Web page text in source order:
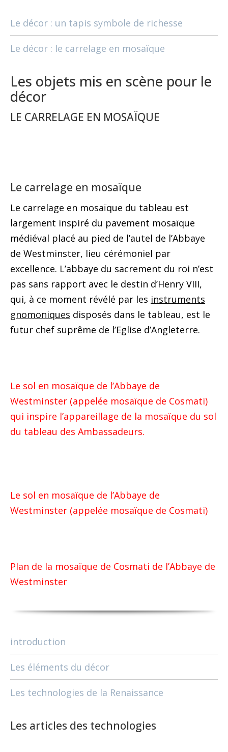
Le décor : un tapis symbole de richesse
Le décor : le carrelage en mosaïque
Les objets mis en scène pour le
décor
LE CARRELAGE EN MOSAÏQUE
Le carrelage en mosaïque
Le carrelage en mosaïque du tableau est
largement inspiré du pavement mosaïque
médiéval placé au pied de l’autel de l’Abbaye
de Westminster, lieu cérémoniel par
excellence. L’abbaye du sacrement du roi n’est
pas sans rapport avec le destin d’Henry VIII,
qui, à ce moment révélé par les instruments
gnomoniques disposés dans le tableau, est le
futur chef suprême de l’Eglise d’Angleterre.
Le sol en mosaïque de l’Abbaye de
Westminster (appelée mosaïque de Cosmati)
qui inspire l’appareillage de la mosaïque du sol
du tableau des Ambassadeurs.
Le sol en mosaïque de l’Abbaye de
Westminster (appelée mosaïque de Cosmati)
Plan de la mosaïque de Cosmati de l’Abbaye de
Westminster
introduction
Les éléments du décor
Les technologies de la Renaissance
Les articles des technologies